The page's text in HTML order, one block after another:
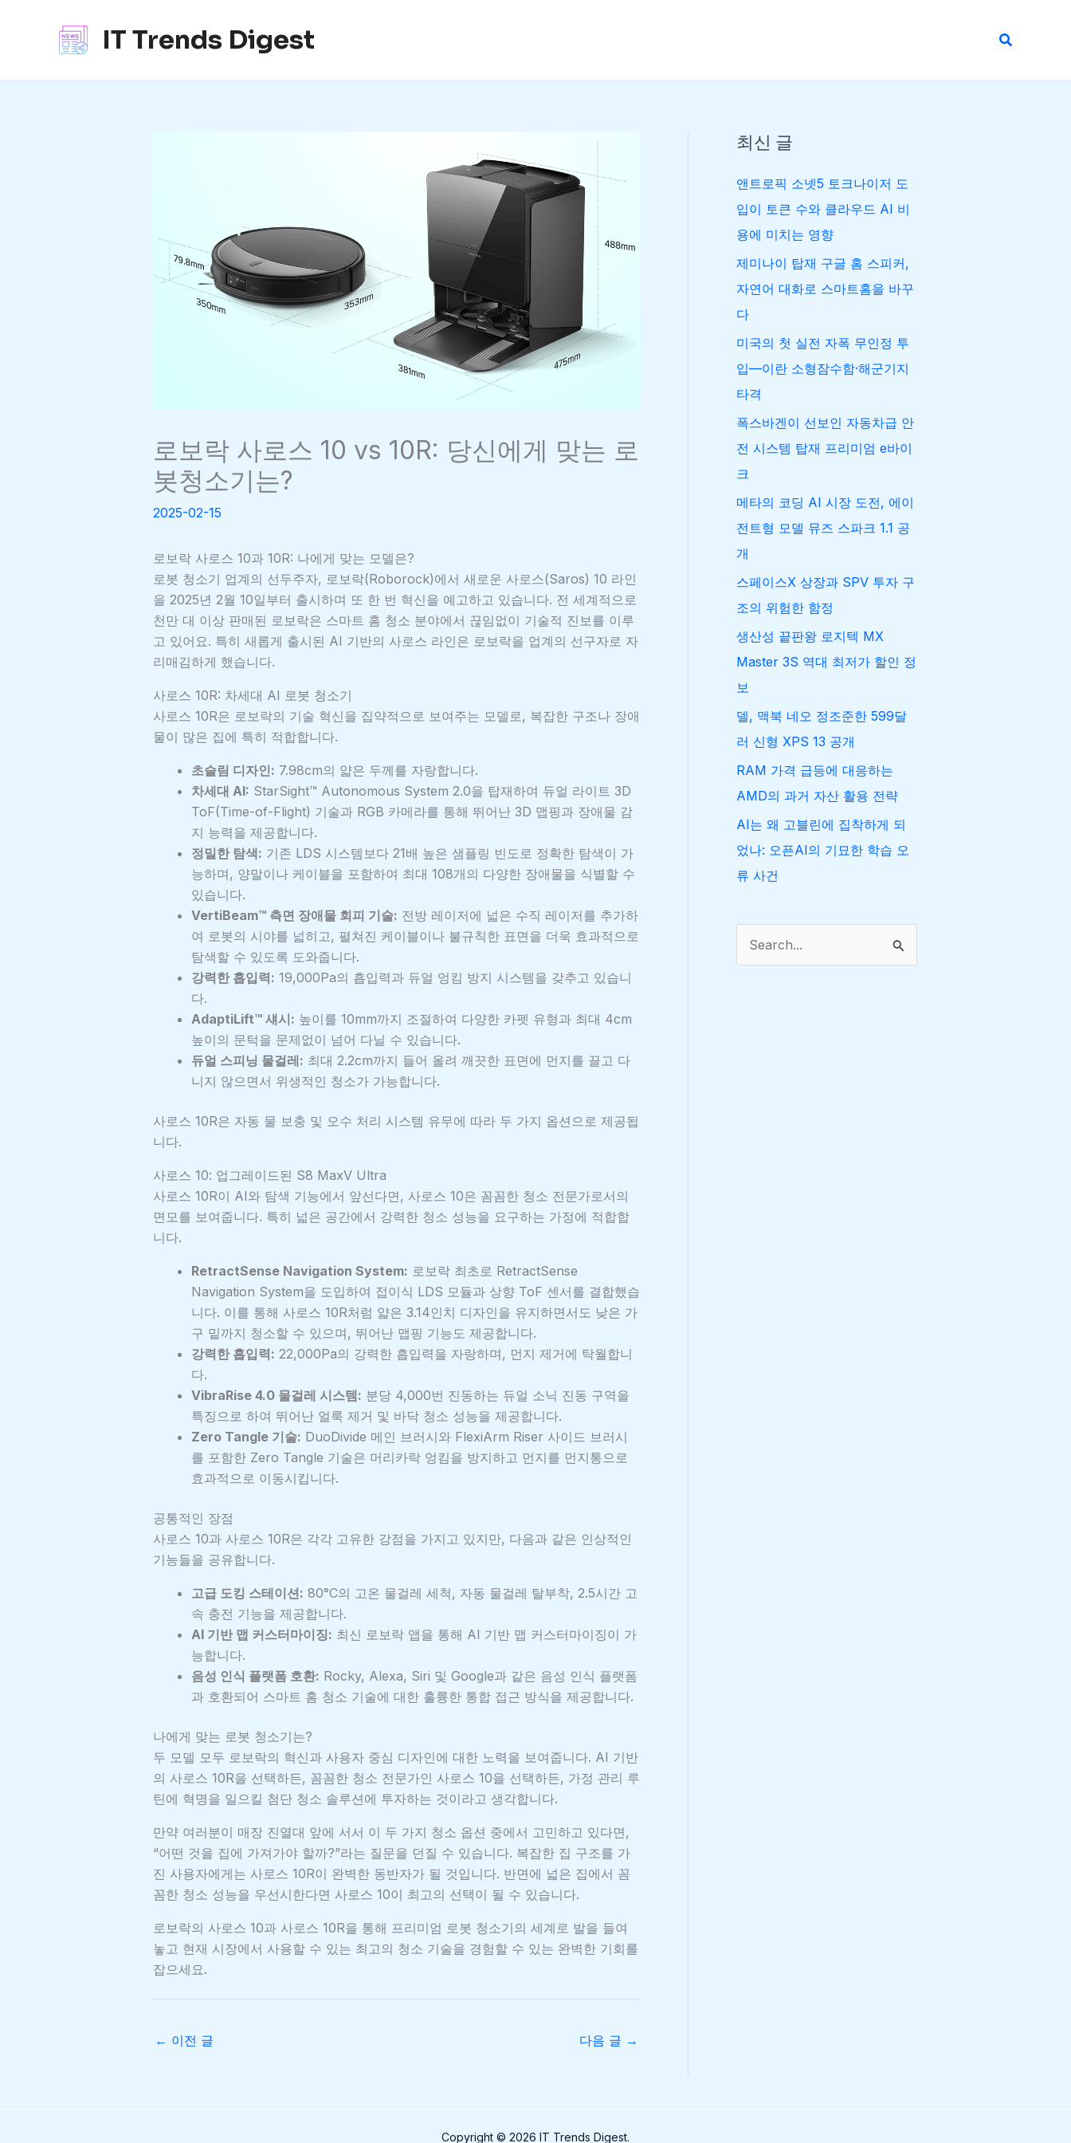
IT Trends Digest
검
로보락 사로스 10 vs 10R: 당신에게 맞는 로
봇청소기는?
2025-02-15
로보락 사로스 10과 10R: 나에게 맞는 모델은?
로봇 청소기 업계의 선두주자, 로보락(Roborock)에서 새로운 사로스(Saros) 10 라인
을 2025년 2월 10일부터 출시하며 또 한 번 혁신을 예고하고 있습니다. 전 세계적으로
천만 대 이상 판매된 로보락은 스마트 홈 청소 분야에서 끊임없이 기술적 진보를 이루
고 있어요. 특히 새롭게 출시된 AI 기반의 사로스 라인은 로보락을 업계의 선구자로 자
리매김하게 했습니다.
사로스 10R: 차세대 AI 로봇 청소기
사로스 10R은 로보락의 기술 혁신을 집약적으로 보여주는 모델로, 복잡한 구조나 장애
물이 많은 집에 특히 적합합니다.
초슬림 디자인: 7.98cm의 얇은 두께를 자랑합니다.
차세대 AI: StarSight™ Autonomous System 2.0을 탑재하여 듀얼 라이트 3D
ToF(Time-of-Flight) 기술과 RGB 카메라를 통해 뛰어난 3D 맵핑과 장애물 감
지 능력을 제공합니다.
정밀한 탐색: 기존 LDS 시스템보다 21배 높은 샘플링 빈도로 정확한 탐색이 가
능하며, 양말이나 케이블을 포함하여 최대 108개의 다양한 장애물을 식별할 수
있습니다.
VertiBeam™ 측면 장애물 회피 기술: 전방 레이저에 넓은 수직 레이저를 추가하
여 로봇의 시야를 넓히고, 펼쳐진 케이블이나 불규칙한 표면을 더욱 효과적으로
탐색할 수 있도록 도와줍니다.
강력한 흡입력: 19,000Pa의 흡입력과 듀얼 엉킴 방지 시스템을 갖추고 있습니
다.
AdaptiLift™ 섀시: 높이를 10mm까지 조절하여 다양한 카펫 유형과 최대 4cm
높이의 문턱을 문제없이 넘어 다닐 수 있습니다.
듀얼 스피닝 물걸레: 최대 2.2cm까지 들어 올려 깨끗한 표면에 먼지를 끌고 다
니지 않으면서 위생적인 청소가 가능합니다.
사로스 10R은 자동 물 보충 및 오수 처리 시스템 유무에 따라 두 가지 옵션으로 제공됩
니다.
사로스 10: 업그레이드된 S8 MaxV Ultra
사로스 10R이 AI와 탐색 기능에서 앞선다면, 사로스 10은 꼼꼼한 청소 전문가로서의
면모를 보여줍니다. 특히 넓은 공간에서 강력한 청소 성능을 요구하는 가정에 적합합
니다.
RetractSense Navigation System: 로보락 최초로 RetractSense
Navigation System을 도입하여 접이식 LDS 모듈과 상향 ToF 센서를 결합했습
니다. 이를 통해 사로스 10R처럼 얇은 3.14인치 디자인을 유지하면서도 낮은 가
구 밑까지 청소할 수 있으며, 뛰어난 맵핑 기능도 제공합니다.
강력한 흡입력: 22,000Pa의 강력한 흡입력을 자랑하며, 먼지 제거에 탁월합니
다.
VibraRise 4.0 물걸레 시스템: 분당 4,000번 진동하는 듀얼 소닉 진동 구역을
특징으로 하여 뛰어난 얼룩 제거 및 바닥 청소 성능을 제공합니다.
Zero Tangle 기술: DuoDivide 메인 브러시와 FlexiArm Riser 사이드 브러시
를 포함한 Zero Tangle 기술은 머리카락 엉킴을 방지하고 먼지를 먼지통으로
효과적으로 이동시킵니다.
공통적인 장점
사로스 10과 사로스 10R은 각각 고유한 강점을 가지고 있지만, 다음과 같은 인상적인
기능들을 공유합니다.
고급 도킹 스테이션: 80°C의 고온 물걸레 세척, 자동 물걸레 탈부착, 2.5시간 고
속 충전 기능을 제공합니다.
AI 기반 맵 커스터마이징: 최신 로보락 앱을 통해 AI 기반 맵 커스터마이징이 가
능합니다.
음성 인식 플랫폼 호환: Rocky, Alexa, Siri 및 Google과 같은 음성 인식 플랫폼
과 호환되어 스마트 홈 청소 기술에 대한 훌륭한 통합 접근 방식을 제공합니다.
나에게 맞는 로봇 청소기는?
두 모델 모두 로보락의 혁신과 사용자 중심 디자인에 대한 노력을 보여줍니다. AI 기반
의 사로스 10R을 선택하든, 꼼꼼한 청소 전문가인 사로스 10을 선택하든, 가정 관리 루
틴에 혁명을 일으킬 첨단 청소 솔루션에 투자하는 것이라고 생각합니다.
만약 여러분이 매장 진열대 앞에 서서 이 두 가지 청소 옵션 중에서 고민하고 있다면,
“어떤 것을 집에 가져가야 할까?”라는 질문을 던질 수 있습니다. 복잡한 집 구조를 가
진 사용자에게는 사로스 10R이 완벽한 동반자가 될 것입니다. 반면에 넓은 집에서 꼼
꼼한 청소 성능을 우선시한다면 사로스 10이 최고의 선택이 될 수 있습니다.
로보락의 사로스 10과 사로스 10R을 통해 프리미엄 로봇 청소기의 세계로 발을 들여
놓고 현재 시장에서 사용할 수 있는 최고의 청소 기술을 경험할 수 있는 완벽한 기회를
잡으세요.
← 이전 글 다음 글 →
최신 글
앤트로픽 소넷5 토크나이저 도
입이 토큰 수와 클라우드 AI 비
용에 미치는 영향
제미나이 탑재 구글 홈 스피커,
자연어 대화로 스마트홈을 바꾸
다
미국의 첫 실전 자폭 무인정 투
입—이란 소형잠수함·해군기지
타격
폭스바겐이 선보인 자동차급 안
전 시스템 탑재 프리미엄 e바이
크
메타의 코딩 AI 시장 도전, 에이
전트형 모델 뮤즈 스파크 1.1 공
개
스페이스X 상장과 SPV 투자 구
조의 위험한 함정
생산성 끝판왕 로지텍 MX
Master 3S 역대 최저가 할인 정
보
델, 맥북 네오 정조준한 599달
러 신형 XPS 13 공개
RAM 가격 급등에 대응하는
AMD의 과거 자산 활용 전략
AI는 왜 고블린에 집착하게 되
었나: 오픈AI의 기묘한 학습 오
류 사건
Copyright © 2026 IT Trends Digest.